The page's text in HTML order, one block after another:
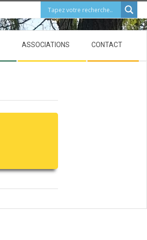
ASSOCIATIONS CONTACT